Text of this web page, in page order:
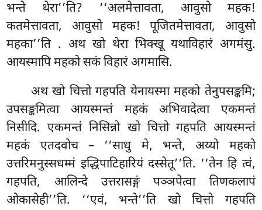
भन्ते थेरा’’ति? ‘‘अलमेत्तावता, आवुसो महक!
कतमेत्तावता, आवुसो महक! पूजितमेत्तावता, आवुसो
महका’’ति . अथ खो थेरा भिक्खू यथाविहारं अगमंसु.
आयस्मापि महको सकं विहारं अगमासि.
अथ खो चित्तो गहपति येनायस्मा महको तेनुपसङ्कमि;
उपसङ्कमित्वा आयस्मन्तं महकं अभिवादेत्वा एकमन्तं
निसीदि. एकमन्तं निसिन्नो खो चित्तो गहपति आयस्मन्तं
महकं एतदवोच – ‘‘साधु मे, भन्ते, अय्यो महको
उत्तरिमनुस्सधम्मं इद्धिपाटिहारियं दस्सेतू’’ति. ‘‘तेन हि त्वं,
गहपति, आलिन्दे उत्तरासङ्गं पञ्ञपेत्वा तिणकलापं
ओकासेही’’ति. ‘‘एवं, भन्ते’’ति खो चित्तो गहपति